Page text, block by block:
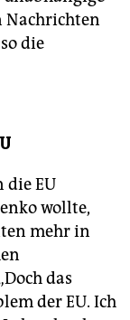
Nachrichten
die
die EU
wollte,
mehr in
das
der EU. Ich